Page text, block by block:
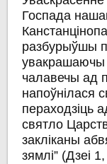
Госпада
разбурыўшы
увакрашаючы
чалавечы ад
напоўнілася
пераходзіць
святло
закліканы
зямлі” (Дзеі